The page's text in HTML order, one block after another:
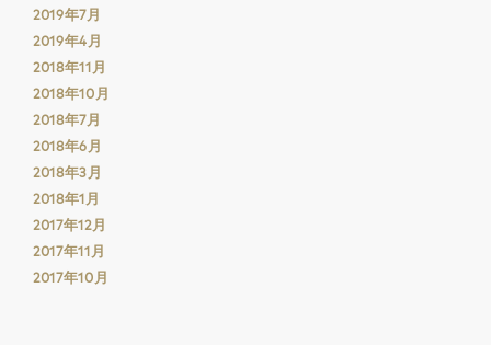
2019年7月
2019年4月
2018年11月
2018年10月
2018年7月
2018年6月
2018年3月
2018年1月
2017年12月
2017年11月
2017年10月